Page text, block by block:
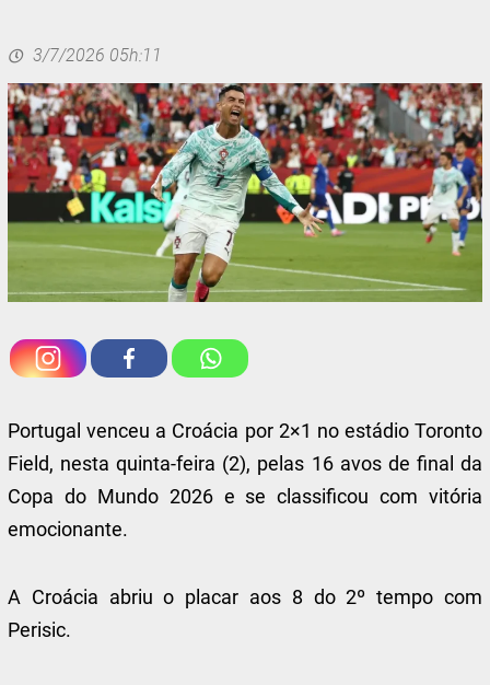
3/7/2026 05h:11
Portugal venceu a Croácia por 2×1 no estádio Toronto
Field, nesta quinta-feira (2), pelas 16 avos de final da
Copa do Mundo 2026 e se classificou com vitória
emocionante.
A Croácia abriu o placar aos 8 do 2º tempo com
Perisic.